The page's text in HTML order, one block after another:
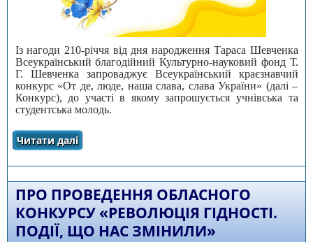
Із нагоди 210-річчя від дня народження Тараса Шевченка
Всеукраїнський благодійний Культурно-науковий фонд Т.
Г. Шевченка запроваджує Всеукраїнський краєзнавчий
конкурс «От де, люде, наша слава, слава України» (далі –
Конкурс), до участі в якому запрошується учнівська та
студентська молодь.
Читати далі
ПРО ПРОВЕДЕННЯ ОБЛАСНОГО
КОНКУРСУ «РЕВОЛЮЦІЯ ГІДНОСТІ.
ПОДІЇ, ЩО НАС ЗМІНИЛИ»